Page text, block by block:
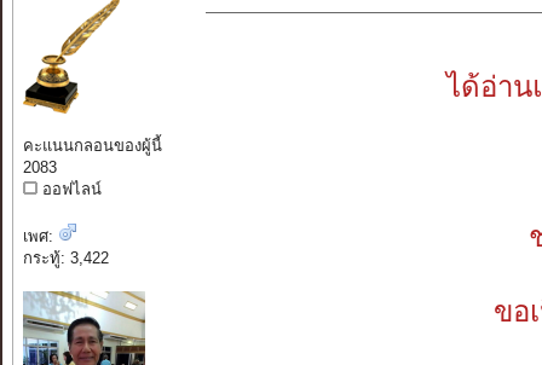
คะแนนกลอนของผู้นี้
2083
ออฟไลน์
เพศ:
กระทู้: 3,422
ได้อ่าน
ขอ